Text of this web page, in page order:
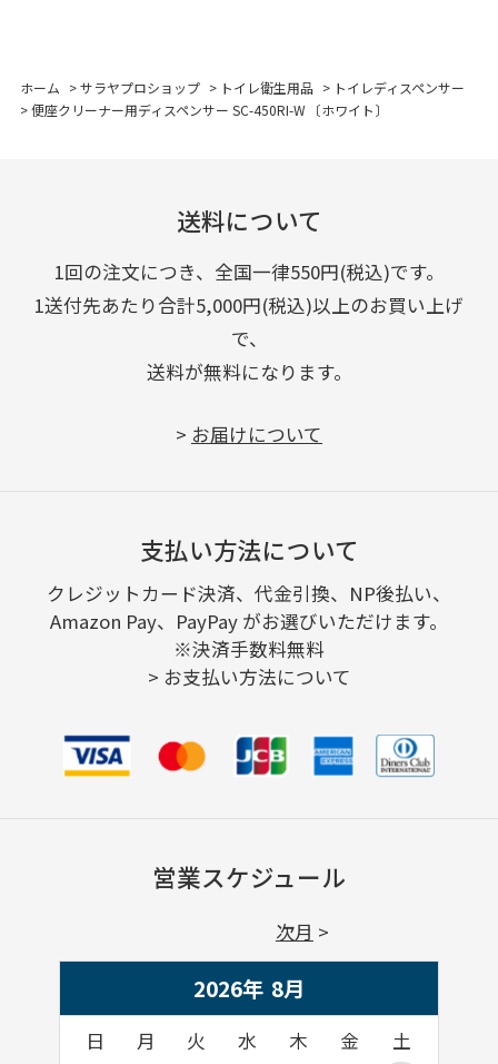
ホーム >サラヤプロショップ > トイレ衛生用品 > トイレディスペンサー
>便座クリーナー用ディスペンサー SC-450RI-W 〔ホワイト〕
送料について
1回の注文につき、全国一律550円(税込)です。
1送付先あたり合計5,000円(税込)以上のお買い上げ
で、
送料が無料になります。
> お届けについて
支払い方法について
クレジットカード決済、代金引換、NP後払い、
Amazon Pay、PayPay がお選びいただけます。
※決済手数料無料
> お支払い方法について
営業スケジュール
2026年 8月
日 月 火 水 木 金 土
次月